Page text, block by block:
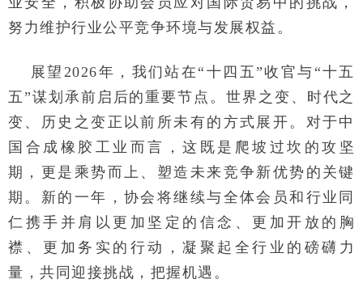
努力维护行业公平竞争环境与发展权益。
展望2026年，我们站在“十四五”收官与“十五
五”谋划承前启后的重要节点。世界之变、时代之
变、历史之变正以前所未有的方式展开。对于中
国合成橡胶工业而言，这既是爬坡过坎的攻坚
期，更是乘势而上、塑造未来竞争新优势的关键
期。新的一年，协会将继续与全体会员和行业同
仁携手并肩以更加坚定的信念、更加开放的胸
襟、更加务实的行动，凝聚起全行业的磅礴力
量，共同迎接挑战，把握机遇。